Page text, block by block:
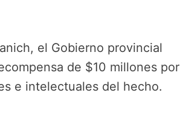
el Gobierno provincial
de $10 millones por
e intelectuales del hecho.